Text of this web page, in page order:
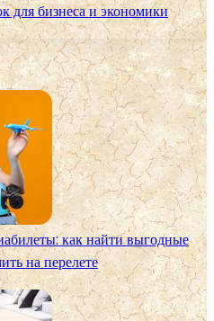
для бизнеса и экономики
как найти выгодные
на перелете